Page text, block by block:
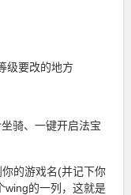
级要改的地方
骑、一键开启法宝
的游戏名(并记下你
wing的一列，这就是